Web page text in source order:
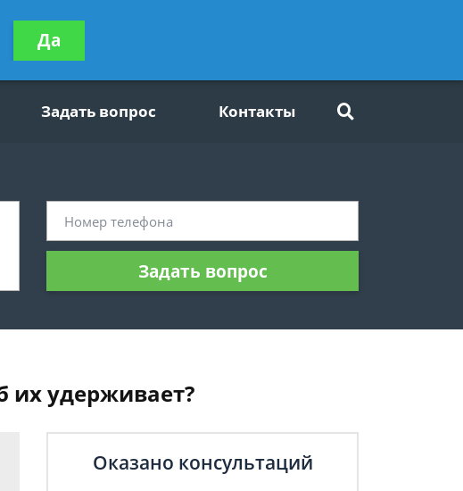
консультацию
бесплатно
Задать вопрос Контакты
Задать вопрос
их удерживает?
Оказано консультаций
Да